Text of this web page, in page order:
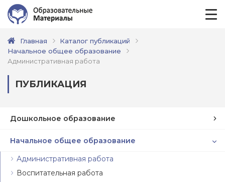
Главная
Каталог публикаций
Начальное общее образование
Административная работа
ПУБЛИКАЦИЯ
Дошкольное образование
Начальное общее образование
Административная работа
Воспитательная работа